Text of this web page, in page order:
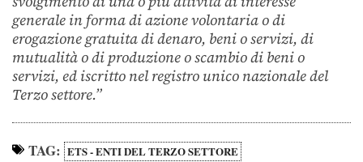
generale in forma di azione volontaria o di
erogazione gratuita di denaro, beni o servizi, di
mutualità o di produzione o scambio di beni o
servizi, ed iscritto nel registro unico nazionale del
Terzo settore.”
TAG: ETS - ENTI DEL TERZO SETTORE